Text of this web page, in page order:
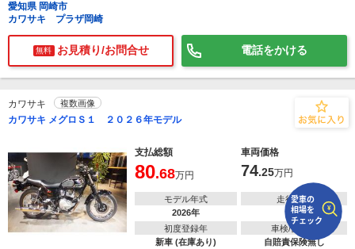
愛知県 岡崎市
カワサキ プラザ岡崎
無料 お見積り/お問合せ 電話をかける
カワサキ 複数画像
カワサキ メグロＳ１ ２０２６年モデル
支払総額 車両価格
80.68万円 74.25万円
モデル年式
2026年
走行距離
―
初度登録年
新車 (在庫あり)
車検/自賠責
自賠責保険無し
車種